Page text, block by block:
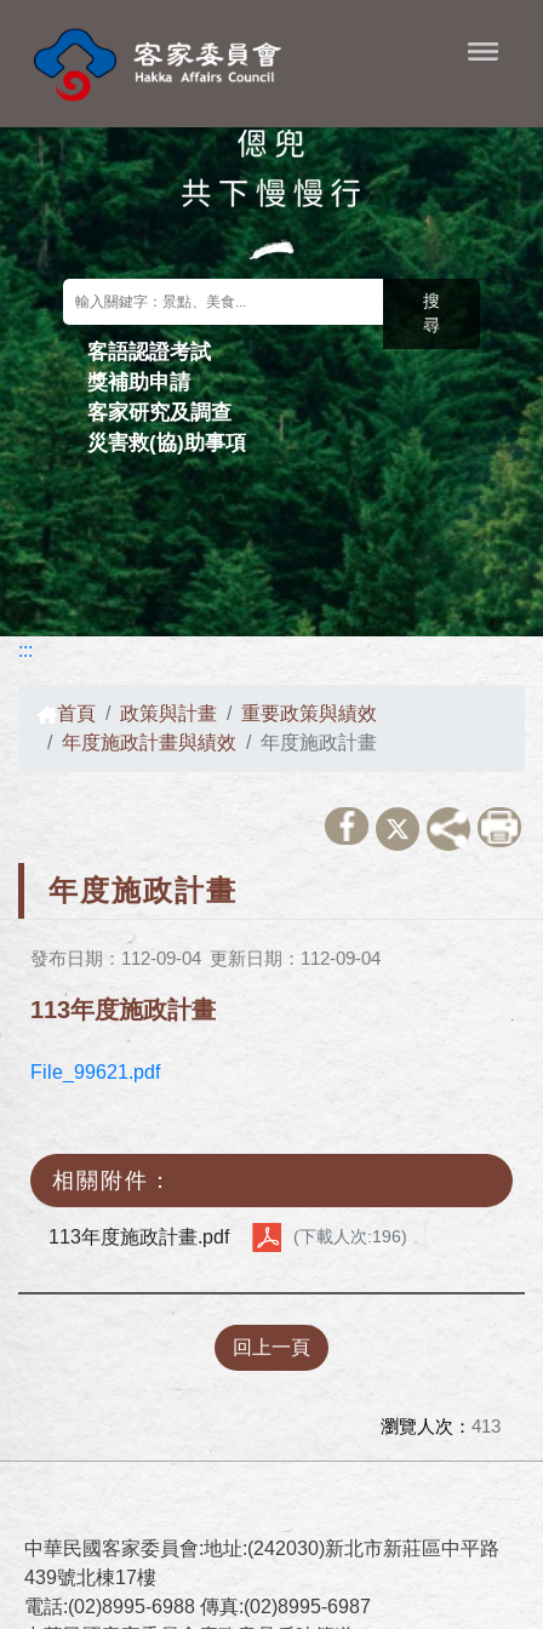
關鍵字搜尋
客語認證考試
獎補助申請
客家研究及調查
災害救(協)助事項
搜
尋
:::
首頁 政策與計畫
重要政策與績效
年度施政計畫與績效
年度施政計畫
年度施政計畫
發布日期：112-09-04 更新日期：112-09-04
113年度施政計畫
File_99621.pdf
相關附件：
113年度施政計畫.pdf (下載人次:196)
回上一頁
瀏覽人次： 413
中華民國客家委員會:地址:(242030)新北市新莊區中平路
439號北棟17樓
電話:(02)8995-6988 傳真:(02)8995-6987